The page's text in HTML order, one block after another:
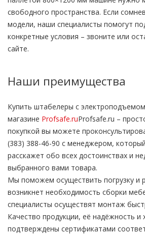
свободного пространства. Если
модели, наши специалисты помогут
конкретные условия – звоните или
сайте.
Наши преимущества
Купить штабелеры с
магазине Profsafe.ruProfsafe.ru –
покупкой вы можете
(383) 388-46-90 с менеджером,
расскажет обо всех достоинствах и
выбранного вами товара.
Мы поможем осуществить погрузку и
возникнет необходимость сборки
специалисты осуществят монтаж
Качество продукции, её надёжность и
подтверждены сертификатами